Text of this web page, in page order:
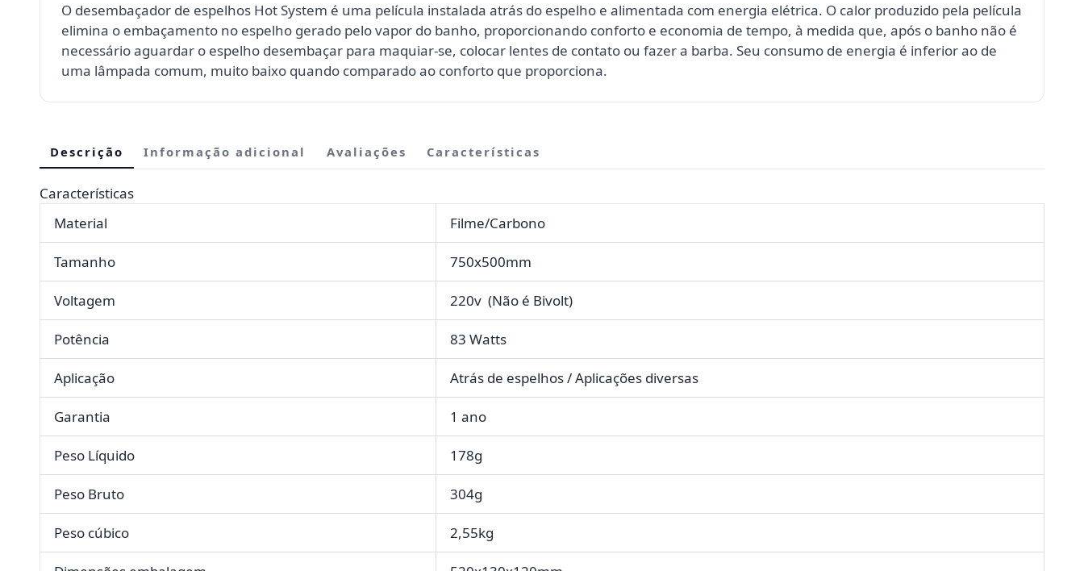
O desembaçador de espelhos Hot System é uma película instalada atrás do espelho e alimentada com energia elétrica. O calor produzido pela película
elimina o embaçamento no espelho gerado pelo vapor do banho, proporcionando conforto e economia de tempo, à medida que, após o banho não é
necessário aguardar o espelho desembaçar para maquiar-se, colocar lentes de contato ou fazer a barba. Seu consumo de energia é inferior ao de
uma lâmpada comum, muito baixo quando comparado ao conforto que proporciona.
Descrição Informação adicional Avaliações Características
Características
Material
Filme/Carbono
Tamanho 750x500mm
Voltagem 220v (Não é Bivolt)
Potência 83 Watts
Aplicação Atrás de espelhos / Aplicações diversas
Garantia 1 ano
Peso Líquido 178g
Peso Bruto 304g
Peso cúbico 2,55kg